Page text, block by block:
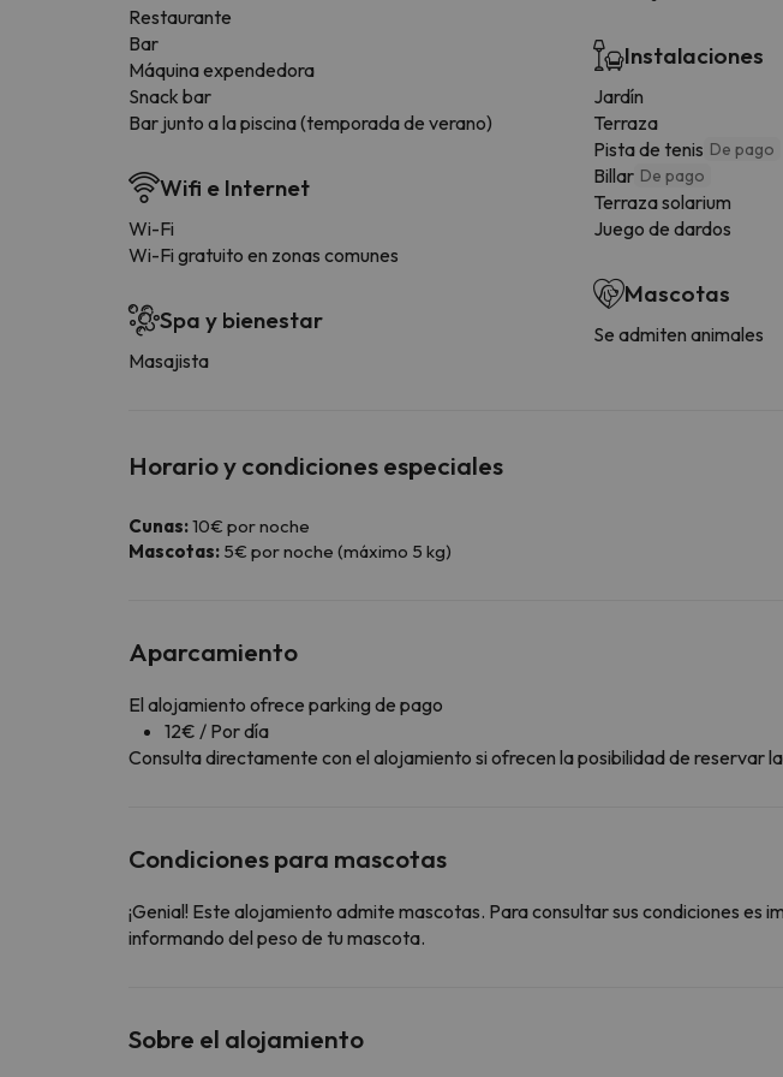
Restaurante
Bar
Máquina expendedora
Snack bar
Bar junto a la piscina (temporada de verano)
Wifi e Internet
Wi-Fi
Wi-Fi gratuito en zonas comunes
Spa y bienestar
Masajista
Instalaciones
Jardín
Terraza
Pista de tenis De pago
Billar De pago
Terraza solarium
Juego de dardos
Mascotas
Se admiten animales
Horario y condiciones especiales
Cunas:10€ por noche
Mascotas: 5€ por noche (máximo 5 kg)
Aparcamiento
El alojamiento ofrece parking de pago
12€ / Por día
Consulta directamente con el alojamiento si ofrecen la posibilidad de reservar
Condiciones para mascotas
¡Genial! Este alojamiento admite mascotas. Para consultar sus condiciones es
informando del peso de tu mascota.
Sobre el alojamiento